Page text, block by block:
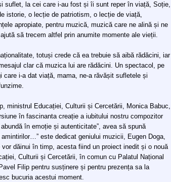
suflet, la cei care i-au fost și îi sunt reper în viață, Soție,
istorie, o lecție de patriotism, o lecție de viață,
apropiate, pentru muzică, muzică care ne alină și ne
să trecem altfel prin anumite momente ale vieții.
totuși crede că ea trebuie să aibă rădăcini, iar
clar că muzica lui are rădăcini. Un spectacol, pe
i-a dat viață, mama, ne-a răvășit sufletele și
ministrul Educației, Culturii și Cercetării, Monica Babuc,
în fascinanta creație a iubitului nostru compozitor
în emoție și autenticitate”, avea să spună
este dedicat geniului muzicii, Eugen Doga,
dăinui în timp, acesta fiind un proiect inedit și o nouă
Culturii și Cercetării, în comun cu Palatul Național
Filip pentru susținere și pentru prezența sa la
bucuria acestui moment.